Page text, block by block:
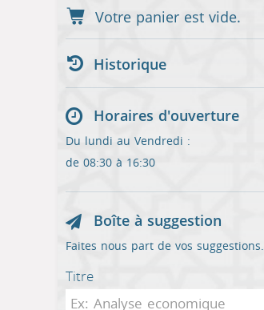
Historique
Horaires d'ouverture
Du lundi au Vendredi :
de 08:30 à 16:30
Boîte à suggestion
Faites nous part de vos suggestions.
Titre